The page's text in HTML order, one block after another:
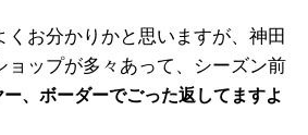
お分かりかと思いますが、神田
ョップが多々あって、シーズン前
ー、ボーダーでごった返してますよ